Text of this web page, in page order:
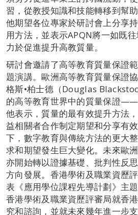
習，從教授知識和技能轉移到幫
他期望各位專家於研討會上分享
用方法，並表示APQN將一如既
力於促進提升高教質量。
研討會邀請了高等教育質量保證
題演講。歐洲高等教育質量保證
格斯•柏士德（Douglas
的高等教育世界中的質量保證——
他表示，質量的最有效提升方法
益相關者合作制定期望和分享有
下，數字教育與傳統方法的更大
求和期望發生巨大變化。未來歐
亦開始轉以證據基礎、批判性反
方向發展。香港學術及職業資歷
表《應用學位課程先導計劃》主
香港學術及職業資歷評審局就香
究和諮詢，並就未來幾年進一步